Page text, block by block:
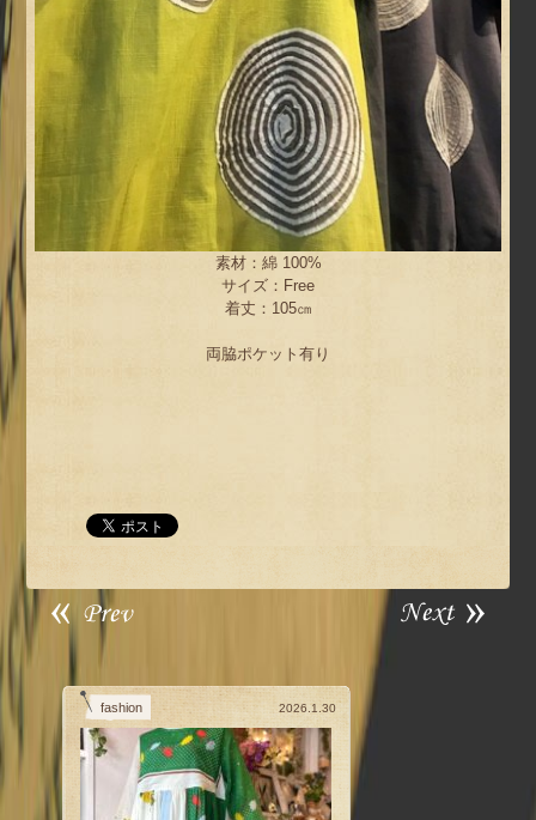
素材：綿 100%
サイズ：Free
着丈：105㎝
両脇ポケット有り
fashion 2026.1.30